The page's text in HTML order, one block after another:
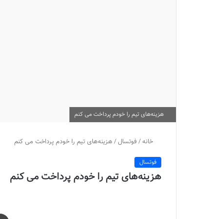
هزینه‌های تیم را خودم پرداخت می کنم
خانه/ فوتسال/ هزینه‌های تیم را خودم پرداخت می کنم
فوتسال
هزینه‌های تیم را خودم پرداخت می کنم